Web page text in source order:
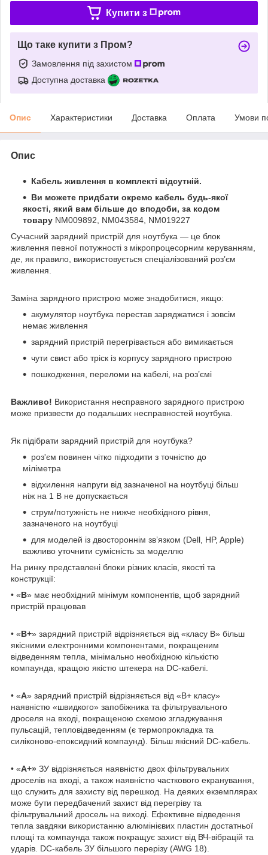
Купити з
Що таке купити з Пром?
Замовлення під захистом
Доступна доставка
Опис Характеристики Доставка Оплата Умови
Опис
Кабель живлення в комплекті відсутній.
Ви можете придбати окремо кабель будь-якої
якості, який вам більше до вподоби, за кодом
товару NM009892, NM043584, NM019227
Сучасний зарядний пристрій для ноутбука — це блок
живлення певної потужності з мікропроцесорним керуванням,
де, як правило, використовується спеціалізований роз’єм
живлення.
Заміна зарядного пристрою може знадобитися, якщо:
акумулятор ноутбука перестав заряджатися і зовсім
немає живлення
зарядний пристрій перегрівається або вимикається
чути свист або тріск із корпусу зарядного пристрою
пошкодження, переломи на кабелі, на роз’ємі
Важливо! Використання несправного зарядного пристрою
може призвести до подальших несправностей ноутбука.
Як підібрати зарядний пристрій для ноутбука?
роз'єм повинен чітко підходити з точністю до
міліметра
відхилення напруги від зазначеної на ноутбуці більш
ніж на 1 В не допускається
струм/потужність не нижче необхідного рівня,
зазначеного на ноутбуці
для моделей із двостороннім зв’язком (Dell, HP, Apple)
важливо уточнити сумісність за моделлю
На ринку представлені блоки різних класів, якості та
конструкції:
• «B» має необхідний мінімум компонентів, щоб зарядний
пристрій працював
• «B+» зарядний пристрій відрізняється від «класу B» більш
якісними електронними компонентами, покращеним
відведенням тепла, мінімально необхідною кількістю
компаунда, кращою якістю штекера на DC-кабелі.
• «А» зарядний пристрій відрізняється від «В+ класу»
наявністю «швидкого» запобіжника та фільтрувального
дроселя на вході, покращеною схемою згладжування
пульсацій, тепловідведенням (є термопрокладка та
силіконово-епоксидний компаунд). Більш якісний DC-кабель.
• «А+» ЗУ відрізняється наявністю двох фільтрувальних
дроселів на вході, а також наявністю часткового екранування,
що служить для захисту від перешкод. На деяких екземплярах
може бути передбачений захист від перегріву та
фільтрувальний дросель на виході. Ефективне відведення
тепла завдяки використанню алюмінієвих пластин достатньої
площі та компаунда також покращує захист від ВЧ-вібрацій та
ударів. DC-кабель ЗУ більшого перерізу (AWG 18).